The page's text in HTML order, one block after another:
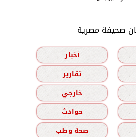
صحيفة مصرية
أخبار
تقارير
خارجي
حوادث
صحة وطب